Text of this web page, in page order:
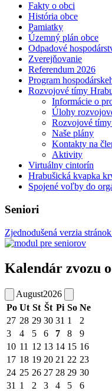
Fakty o obci
História obce
Pamiatky
Územný plán obce
Odpadové
Zverejňovanie
Referendum 2026
Program
Rozvojové tímy
Informácie o
Úlohy
Rozvojové
Naše plány
Kontakty na
Aktivity
Virtuálny cintorín
Hrabušická kvapka
Spojené voľby do
Seniori
Zjednodušená verzia
Kalendár zvozu
August2026
Po Ut St Št Pi So Ne
27 28 29 30 31 1
2
3
4 5 6 7 8
9
10 11 12 13 14 15 16
17 18 19 20 21 22 23
24 25 26 27 28 29 30
31 1 2 3 4 5
6